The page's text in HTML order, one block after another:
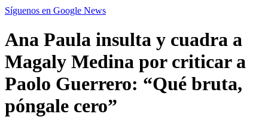
Síguenos en Google News
Ana Paula insulta y cuadra a
Magaly Medina por criticar a
Paolo Guerrero: “Qué bruta,
póngale cero”